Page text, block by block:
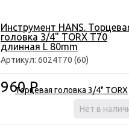
Инструмент HANS.
головка 3/4" TORX T70
длинная L 80mm
Артикул: 6024Т70 (60)
960Р
Нет в